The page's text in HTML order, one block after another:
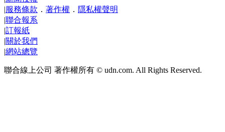
|服務條款 ． 著作權 ． 隱私權聲明
|聯合報系
|訂報紙
|關於我們
|網站總覽
聯合線上公司 著作權所有 © udn.com. All Rights Reserved.